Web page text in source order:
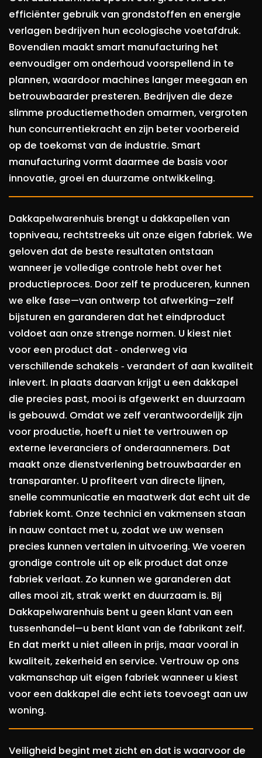
efficiënter gebruik van grondstoffen en energie
verlagen bedrijven hun ecologische voetafdruk.
Bovendien maakt smart manufacturing het
eenvoudiger om onderhoud voorspellend in te
plannen, waardoor machines langer meegaan en
betrouwbaarder presteren. Bedrijven die deze
slimme productiemethoden omarmen, vergroten
hun concurrentiekracht en zijn beter voorbereid
op de toekomst van de industrie. Smart
manufacturing vormt daarmee de basis voor
innovatie, groei en duurzame ontwikkeling.
Dakkapelwarenhuis brengt u dakkapellen van
topniveau, rechtstreeks uit onze eigen fabriek. We
geloven dat de beste resultaten ontstaan
wanneer je volledige controle hebt over het
productieproces. Door zelf te produceren, kunnen
we elke fase—van ontwerp tot afwerking—zelf
bijsturen en garanderen dat het eindproduct
voldoet aan onze strenge normen. U kiest niet
voor een product dat ‑ onderweg via
verschillende schakels ‑ verandert of aan kwaliteit
inlevert. In plaats daarvan krijgt u een dakkapel
die precies past, mooi is afgewerkt en duurzaam
is gebouwd. Omdat we zelf verantwoordelijk zijn
voor productie, hoeft u niet te vertrouwen op
externe leveranciers of onderaannemers. Dat
maakt onze dienstverlening betrouwbaarder en
transparanter. U profiteert van directe lijnen,
snelle communicatie en maatwerk dat echt uit de
fabriek komt. Onze technici en vakmensen staan
in nauw contact met u, zodat we uw wensen
precies kunnen vertalen in uitvoering. We voeren
grondige controle uit op elk product dat onze
fabriek verlaat. Zo kunnen we garanderen dat
alles mooi zit, strak werkt en duurzaam is. Bij
Dakkapelwarenhuis bent u geen klant van een
tussenhandel—u bent klant van de fabrikant zelf.
En dat merkt u niet alleen in prijs, maar vooral in
kwaliteit, zekerheid en service. Vertrouw op ons
vakmanschap uit eigen fabriek wanneer u kiest
voor een dakkapel die echt iets toevoegt aan uw
woning.
Veiligheid begint met zicht en dat is waarvoor de